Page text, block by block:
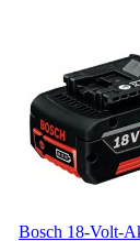
Bosch 18-Volt-